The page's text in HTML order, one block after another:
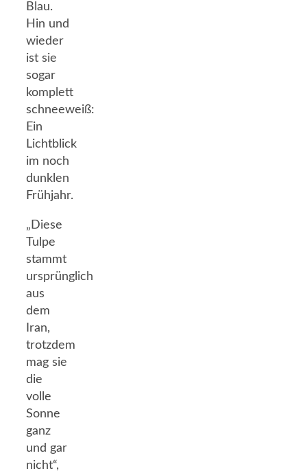
Blau.
Hin und
wieder
ist sie
sogar
komplett
schneeweiß:
Ein
Lichtblick
im noch
dunklen
Frühjahr.
„Diese
Tulpe
stammt
ursprünglich
aus
dem
Iran,
trotzdem
mag sie
die
volle
Sonne
ganz
und gar
nicht“,